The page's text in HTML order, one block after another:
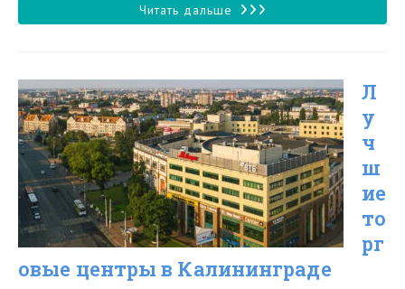
Читать дальше Лучшие
подарки,
которые
можно
привезти
из
Калининграда
в
Л
у
ч
ш
ие
то
рг
овые центры в Калининграде